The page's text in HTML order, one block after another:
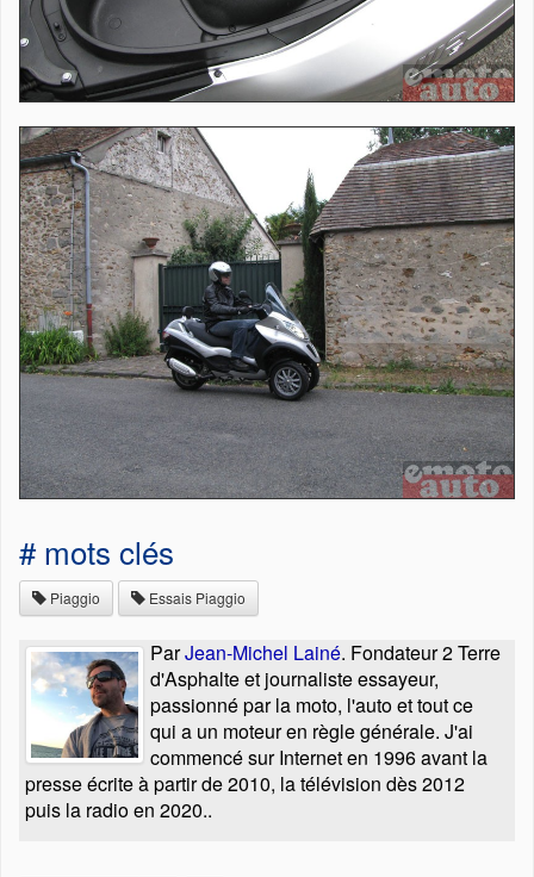
# mots clés
Piaggio Essais Piaggio
ParJean-Michel Lainé. Fondateur 2 Terre
d'Asphalte et journaliste essayeur,
passionné par la moto, l'auto et tout ce
qui a un moteur en règle générale. J'ai
commencé sur Internet en 1996 avant la
presse écrite à partir de 2010, la télévision dès 2012
puis la radio en 2020..